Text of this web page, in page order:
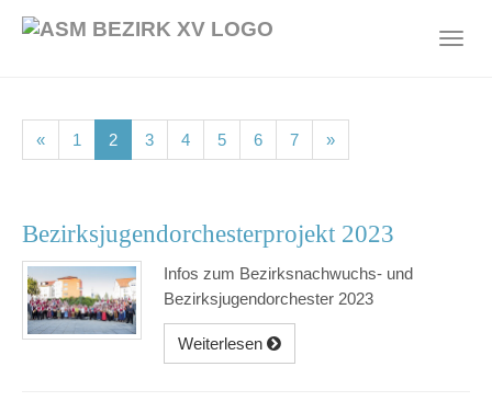
« 1 (current)
2(current)
3(current)
4(current)
5(current)
6(current)
7(current)
»
Bezirksjugendorchesterprojekt 2023
Infos zum Bezirksnachwuchs- und
Bezirksjugendorchester 2023
Weiterlesen